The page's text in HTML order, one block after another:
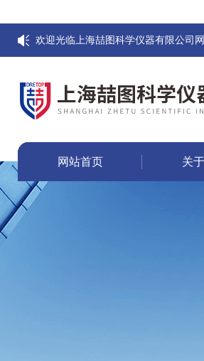
欢迎光临上海喆图科学仪器有限公司网
网站首页 关